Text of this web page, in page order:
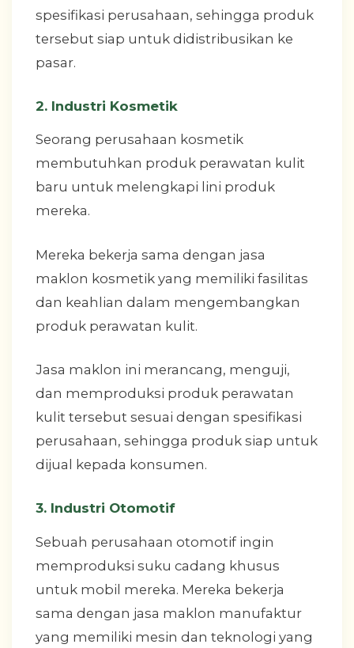
spesifikasi perusahaan, sehingga produk
tersebut siap untuk didistribusikan ke
pasar.
2. Industri Kosmetik
Seorang perusahaan kosmetik
membutuhkan produk perawatan kulit
baru untuk melengkapi lini produk
mereka.
Mereka bekerja sama dengan jasa
maklon kosmetik yang memiliki fasilitas
dan keahlian dalam mengembangkan
produk perawatan kulit.
Jasa maklon ini merancang, menguji,
dan memproduksi produk perawatan
kulit tersebut sesuai dengan spesifikasi
perusahaan, sehingga produk siap untuk
dijual kepada konsumen.
3. Industri Otomotif
Sebuah perusahaan otomotif ingin
memproduksi suku cadang khusus
untuk mobil mereka. Mereka bekerja
sama dengan jasa maklon manufaktur
yang memiliki mesin dan teknologi yang